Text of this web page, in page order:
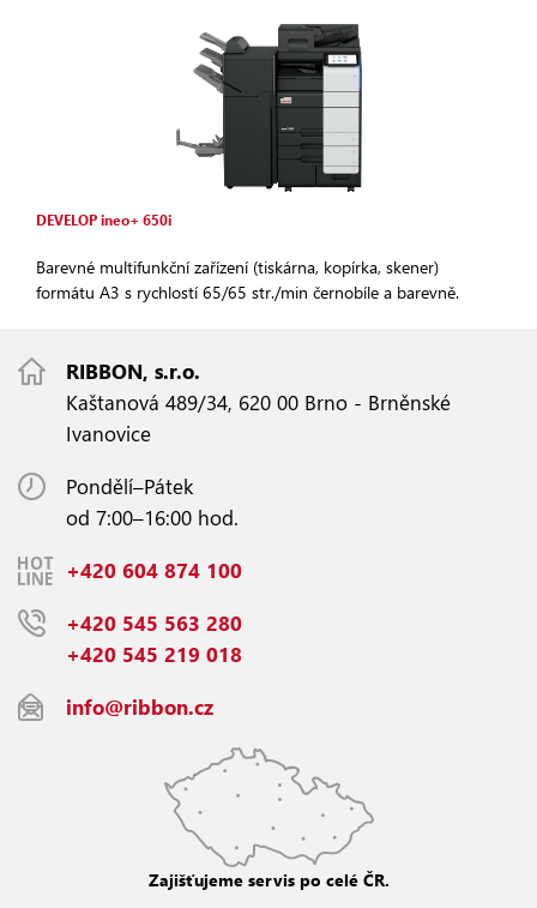
DEVELOP ineo+ 650i
Barevné multifunkční zařízení (tiskárna, kopírka, skener)
formátu A3 s rychlostí 65/65 str./min černobíle a barevně.
RIBBON, s.r.o.
Kaštanová 489/34, 620 00 Brno - Brněnské
Ivanovice
Pondělí–Pátek
od 7:00–16:00 hod.
+420 604 874 100
+420 545 563 280
+420 545 219 018
info@ribbon.cz
Zajišťujeme servis po celé ČR.